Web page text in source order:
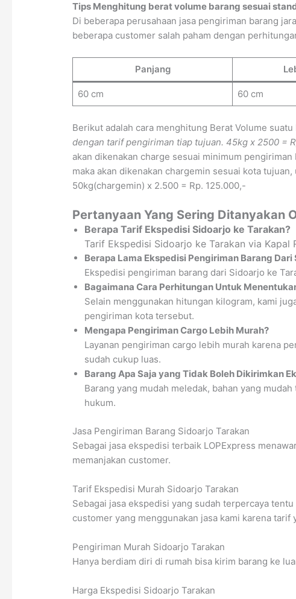
Tips Menghitung berat volume barang sesuai
Di beberapa perusahaan jasa pengiriman barang
beberapa customer salah paham dengan
Panjang
60 cm 60 cm
Berikut adalah cara menghitung Berat Volume
dengan tarif pengiriman tiap tujuan. 45kg x 2500 =
akan dikenakan charge sesuai minimum
maka akan dikenakan chargemin sesuai kota
50kg(chargemin) x 2.500 = Rp. 125.000,-
Pertanyaan Yang Sering Ditanyakan
Berapa Tarif Ekspedisi Sidoarjo ke Tarakan?
Tarif Ekspedisi Sidoarjo ke Tarakan via Kapal
Berapa Lama Ekspedisi Pengiriman Barang
Ekspedisi pengiriman barang dari Sidoarjo ke
Bagaimana Cara Perhitungan Untuk
Selain menggunakan hitungan kilogram, kami
pengiriman kota tersebut.
Mengapa Pengiriman Cargo Lebih Murah?
Layanan pengiriman cargo lebih murah karena
sudah cukup luas.
Barang Apa Saja yang Tidak Boleh Dikirimkan
Barang yang mudah meledak, bahan yang
hukum.
Jasa Pengiriman Barang Sidoarjo Tarakan
Sebagai jasa ekspedisi terbaik LOPExpress
memanjakan customer.
Tarif Ekspedisi Murah Sidoarjo Tarakan
Sebagai jasa ekspedisi yang sudah terpercaya
customer yang menggunakan jasa kami karena
Pengiriman Murah Sidoarjo Tarakan
Hanya berdiam diri di rumah bisa kirim barang ke
Harga Ekspedisi Sidoarjo Tarakan